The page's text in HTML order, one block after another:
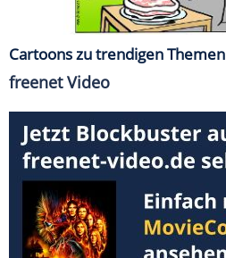
Cartoons zu trendigen Themen
freenet Video